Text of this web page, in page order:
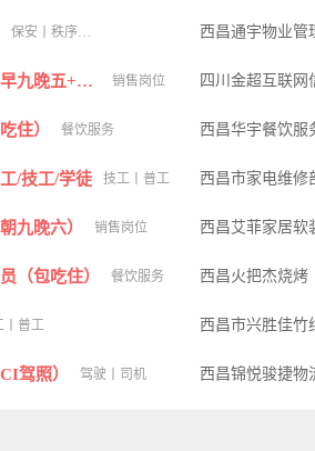
保安丨秩序员丨保洁 西昌通宇物业管
电话客服（早九晚五+双休） 销售岗位 四川金超互联网
住） 餐饮服务 西昌华宇餐饮服
/技工/学徒 技工丨普工 西昌市家电维修
九晚六） 销售岗位 西昌艾菲家居软
（包吃住） 餐饮服务 西昌火把杰烧烤
丨普工 西昌市兴胜佳竹
驾照） 驾驶丨司机 西昌锦悦骏捷物